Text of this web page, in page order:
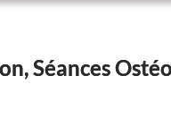
Séances